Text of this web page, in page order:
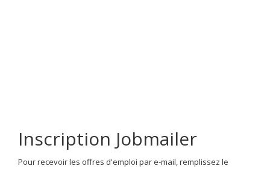
Inscription Jobmailer
Pour recevoir les offres d'emploi par e-mail, remplissez le